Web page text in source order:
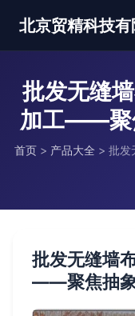
北京贸精科技有
批发无缝
加工——聚
首页 > 产品大全 > 批发
批发无缝墙
——聚焦抽